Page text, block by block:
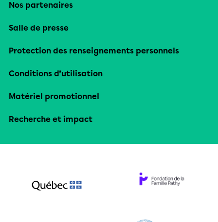
Nos partenaires
Salle de presse
Protection des renseignements personnels
Conditions d’utilisation
Matériel promotionnel
Recherche et impact